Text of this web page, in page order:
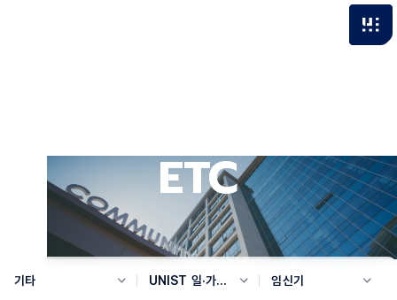
ETC
기타 UNIST 일·가정
양립 지원제도
임신기